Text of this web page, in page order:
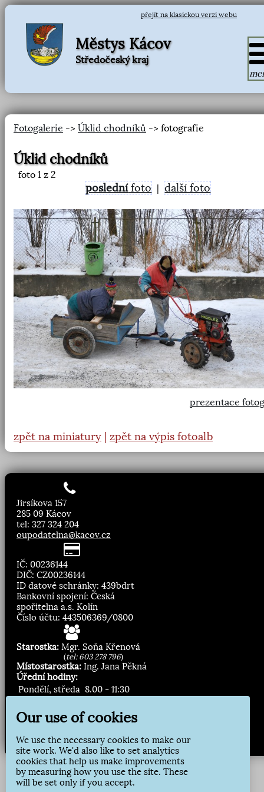
přejít na klasickou verzi webu
Městys Kácov
Středočeský kraj
Fotogalerie -> Úklid chodníků -> fotografie
Úklid chodníků
foto 1 z 2
poslednífoto |další foto
prezentace
zpět na miniatury zpět na výpis fotoalb
Jirsíkova 157
285 09 Kácov
tel: 327 324 204
oupodatelna@kacov.cz
IČ: 00236144
DIČ: CZ00236144
ID datové schránky: 439bdrt
Bankovní spojení: Česká
spořitelna a.s. Kolín
Číslo účtu: 443506369/0800
Starostka: Mgr. Soňa Křenová
(tel: 603 278 796)
Místostarostka: Ing. Jana Pěkná
Úřední hodiny:
Pondělí, středa 8.00 - 11:30
Přihlásit odběr
Our use of cookies
We use the necessary cookies to make our
site work. We'd also like to set analytics
cookies that help us make improvements
by measuring how you use the site. These
will be set only if you accept.